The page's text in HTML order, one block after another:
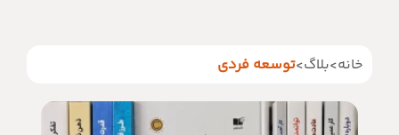
خانه>بلاگ>توسعه فردی